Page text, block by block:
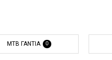
MTB ΓΆΝΤΙΑ 0